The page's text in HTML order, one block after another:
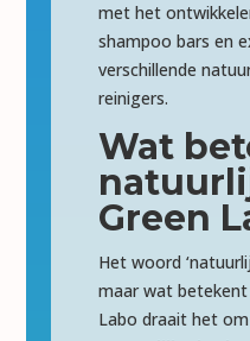
met het
shampoo bars en
verschillende
reinigers.
Wat
Green
Het woord
maar wat
Labo draait het om